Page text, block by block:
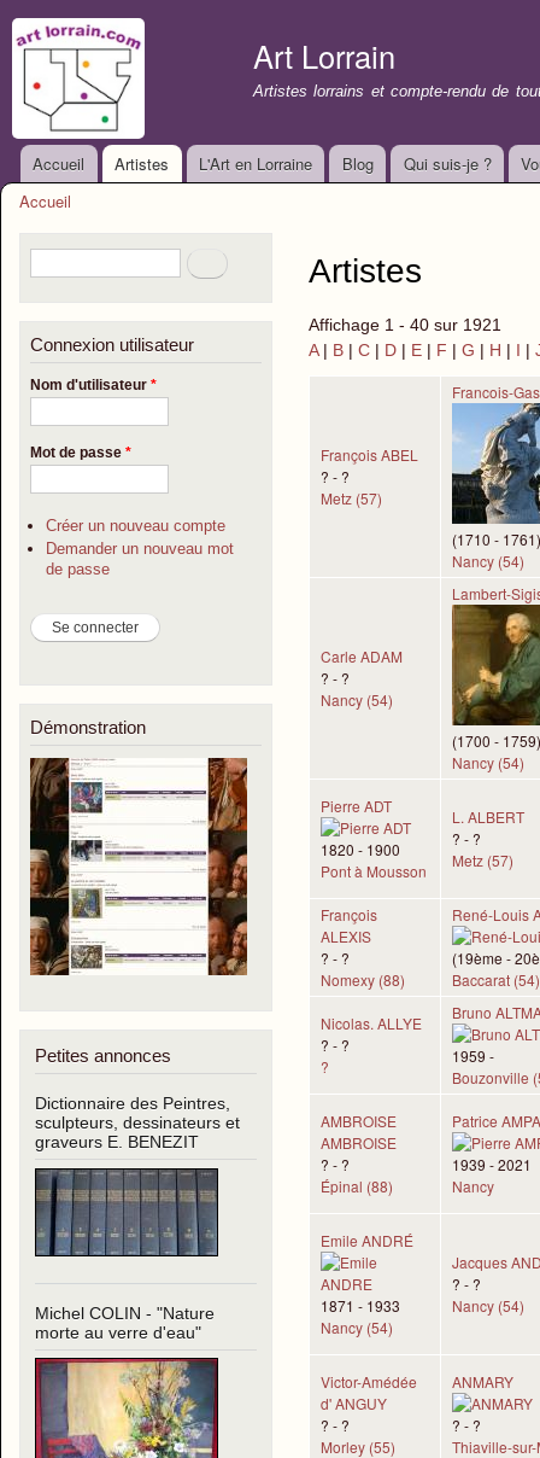
Art Lorrain
Artistes lorrains et compte-rendu de
Menu principal
Accueil Artistes L'Art en Lorraine Blog Qui suis-je ?
Accueil
Formulaire de rechercheRechercher
Connexion utilisateur
Nom d'utilisateur *
Mot de passe *
Créer un nouveau compte
Demander un nouveau mot
de passe
Démonstration
Petites annonces
Dictionnaire des Peintres,
sculpteurs, dessinateurs et
graveurs E. BENEZIT
Michel COLIN - "Nature
morte au verre d'eau"
Artistes
Affichage 1 - 40 sur 1921
A | B | C | D | E | F | G | H | I |
François ABEL
? - ?
Metz (57)
Francois-
(1710 - 1761)
Nancy (54)
Carle ADAM
? - ?
Nancy (54)
Lambert-
(1700 - 1759)
Nancy (54)
Pierre ADT
1820 - 1900
Pont à Mousson
L. ALBERT
? - ?
Metz (57)
François
ALEXIS
? - ?
Nomexy (88)
René-Louis
(19ème -
Baccarat (54)
Nicolas. ALLYE
? - ?
?
Bruno
1959 -
Bouzonville
AMBROISE
AMBROISE
? - ?
Épinal (88)
Patrice
1939 - 2021
Nancy
Emile ANDRÉ
1871 - 1933
Nancy (54)
Jacques
? - ?
Nancy (54)
Victor-Amédée
d' ANGUY
? - ?
Morley (55)
ANMARY
? - ?
Thiaville-